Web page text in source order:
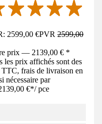
2599,00 €PVR2599,00
prix — 2139,00 € *
les prix affichés sont des
frais de livraison en
nécessaire par
€*/ pce